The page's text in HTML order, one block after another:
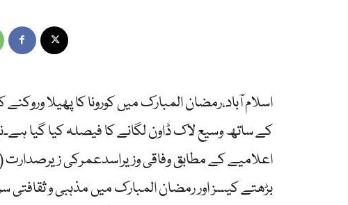
اسلام آباد،رمضان المبارک میں کورونا کا پھیلا
کے ساتھ وسیع لاک ڈاون لگانے کا فیصلہ کیا گیا
اعلامیے کے مطابق وفاقی وزیراسدعمرکی
بڑھتے کیسز اور رمضان المبارک میں مذہبی و